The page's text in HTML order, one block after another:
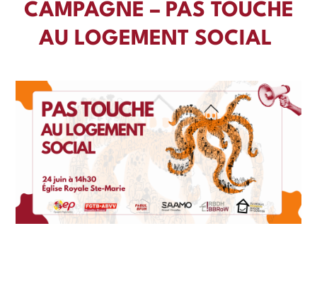
CAMPAGNE – PAS TOUCHE
AU LOGEMENT SOCIAL